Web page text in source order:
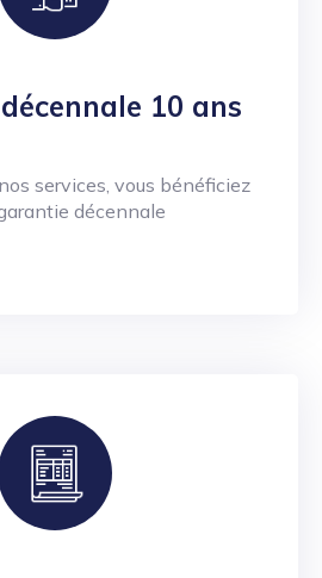
10 ans
services, vous bénéficiez
décennale